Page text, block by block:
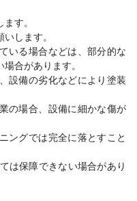
す。
します。
いる場合などは、部分的な
合があります。
設備の劣化などにより塗装
の場合、設備に細かな傷が
ングでは完全に落とすこと
は保障できない場合があり